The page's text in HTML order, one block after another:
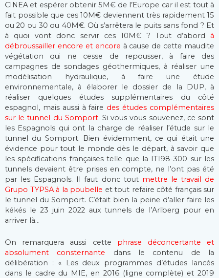
CINEA et espérer obtenir 5M€ de l’Europe car il est tout à
fait possible que ces 10M€ deviennent très rapidement 15
ou 20 ou 30 ou 40M€. Où s’arrêtera le puits sans fond ? Et
à quoi vont donc servir ces 10M€ ? Tout d’abord à
débroussailler encore et encore à cause de cette maudite
végétation qui ne cesse de repousser, à faire des
campagnes de sondages géothermiques, à réaliser une
modélisation hydraulique, à faire une étude
environnementale, à élaborer le dossier de la DUP, à
réaliser quelques études supplémentaires du côté
espagnol, mais aussi à faire des études complémentaires
sur le tunnel du Somport. Si vous vous souvenez, ce sont
les Espagnols qui ont la charge de réaliser l’étude sur le
tunnel du Somport. Bien évidemment, ce qui était une
évidence pour tout le monde dès le départ, à savoir que
les spécifications françaises telle que la ITI98-300 sur les
tunnels devaient être prises en compte, ne l’ont pas été
par les Espagnols. Il faut donc tout mettre le travail de
Grupo TYPSA à la poubelle et tout refaire côté français sur
le tunnel du Somport. C’était bien la peine d’aller faire les
kékés le 23 juin 2022 aux tunnels de l’Arlberg pour en
arriver là…
On remarquera aussi cette phrase déconcertante et
absolument consternante dans le contenu de la
délibération : « Les deux programmes d’études lancés
dans le cadre du MIE, en 2016 (ligne complète) et 2019